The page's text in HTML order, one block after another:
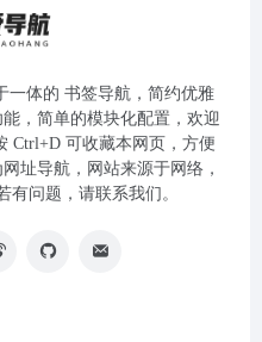
一体的 书签导航，简约优雅
，简单的模块化配置，欢迎
Ctrl+D 可收藏本网页，方便
址导航，网站来源于网络，
有问题，请联系我们。